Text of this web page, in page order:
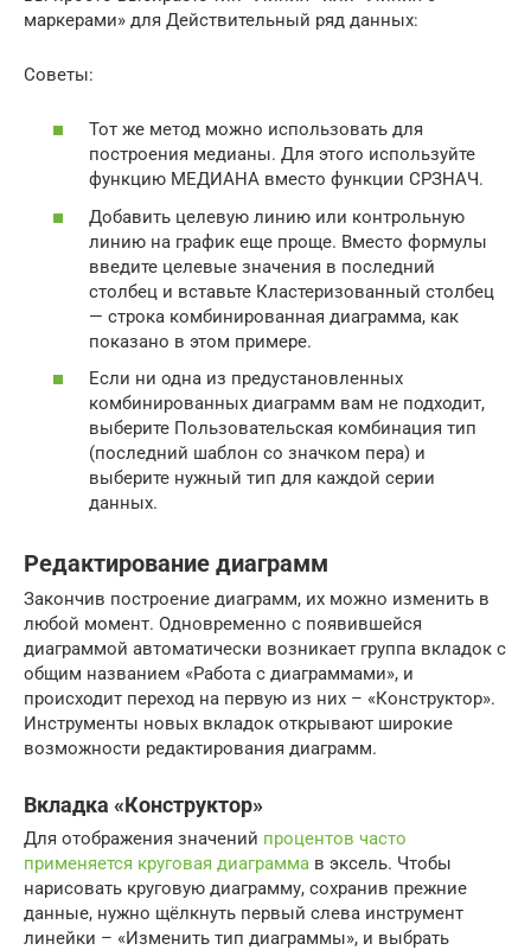
маркерами» для Действительный ряд данных:
Советы:
Тот же метод можно использовать для
построения медианы. Для этого используйте
функцию МЕДИАНА вместо функции СРЗНАЧ.
Добавить целевую линию или контрольную
линию на график еще проще. Вместо формулы
введите целевые значения в последний
столбец и вставьте Кластеризованный столбец
— строка комбинированная диаграмма, как
показано в этом примере.
Если ни одна из предустановленных
комбинированных диаграмм вам не подходит,
выберите Пользовательская комбинация тип
(последний шаблон со значком пера) и
выберите нужный тип для каждой серии
данных.
Редактирование диаграмм
Закончив построение диаграмм, их можно изменить в
любой момент. Одновременно с появившейся
диаграммой автоматически возникает группа вкладок с
общим названием «Работа с диаграммами», и
происходит переход на первую из них – «Конструктор».
Инструменты новых вкладок открывают широкие
возможности редактирования диаграмм.
Вкладка «Конструктор»
Для отображения значений процентов часто
применяется круговая диаграмма в эксель. Чтобы
нарисовать круговую диаграмму, сохранив прежние
данные, нужно щёлкнуть первый слева инструмент
линейки – «Изменить тип диаграммы», и выбрать